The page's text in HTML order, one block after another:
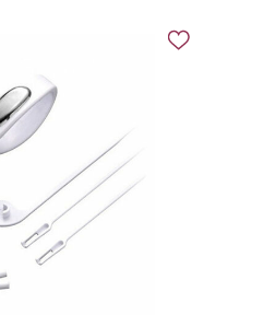
de votre colis.
à votre CPAM avec
obtenir votre
périnéale plus
Comment choisir une
périnéale ?